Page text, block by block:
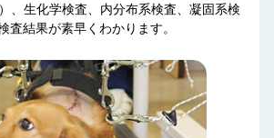
、生化学検査、内分布系検査、凝固系検
査結果が素早くわかります。